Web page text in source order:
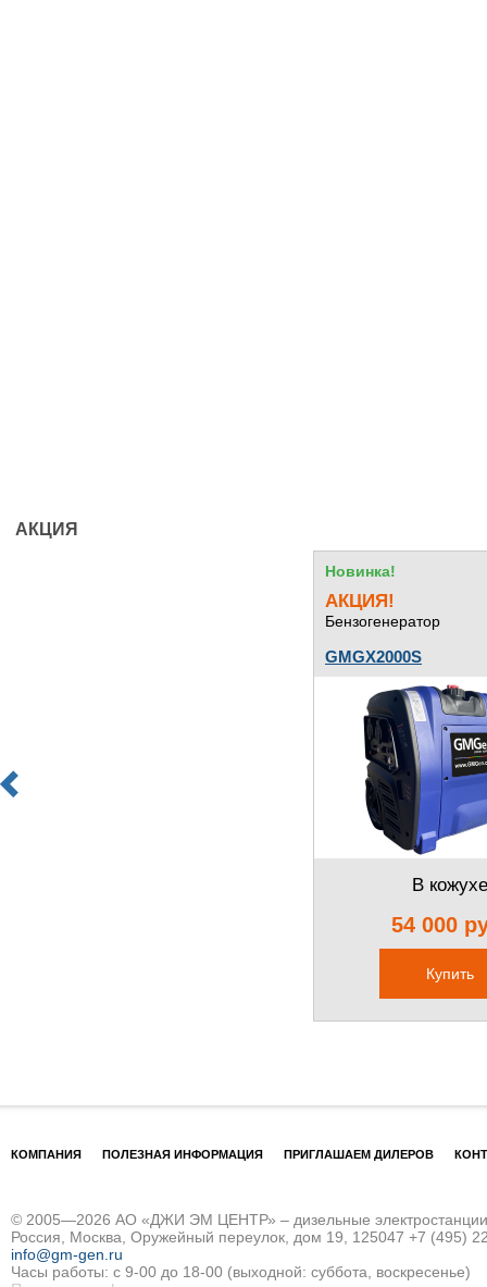
АКЦИЯ
Новинка!
АКЦИЯ!
Бензогенератор
GMGX2000S
В кожухе
54 000
Купить
КОМПАНИЯ ПОЛЕЗНАЯ ИНФОРМАЦИЯ ПРИГЛАШАЕМ ДИЛЕРОВ
© 2005—2026 АО «ДЖИ ЭМ ЦЕНТР» – дизельные электростанции
Россия, Москва, Оружейный переулок, дом 19, 125047 +7 (495)
info@gm-gen.ru
Часы работы: с 9-00 до 18-00 (выходной: суббота, воскресенье)